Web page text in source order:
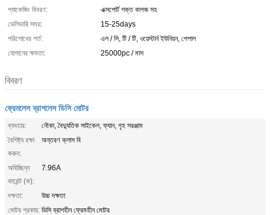
প্যাকেজিং বিবরণ:
এক্সপোর্ট শক্ত কাগজ সহ
ডেলিভারি সময়:
15-25days
পরিশোধের শর্ত:
এল / সি, টি / টি, ওয়েস্টার্ন ইউনিয়ন, পেপাল
যোগানের ক্ষমতা:
25000pc / মাস
বিবরণ
ফ্রেমলেস ব্রাশলেস ডিসি মোটর
ব্যবহার:
নৌকা, বৈদ্যুতিক সাইকেল, ফ্যান, গৃহ সরঞ্জাম
বৈশিষ্ট্য রক্ষা
করুন:
অন্তরণ ক্লাস বি
অবিচ্ছিন্ন
কারেন্ট (ক):
7.96A
দক্ষতা:
উচ্চ দক্ষতা
মোটর প্রকার: ডিসি ব্রাশহীন ফ্রেমহীন মোটর